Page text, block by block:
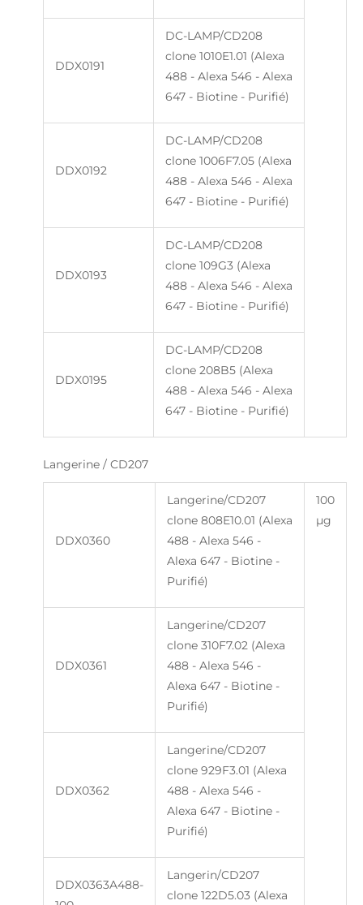
DDX0191
DC-LAMP/CD208
clone 1010E1.01 (Alexa
488 - Alexa 546 - Alexa
647 - Biotine - Purifié)
DDX0192
DC-LAMP/CD208
clone 1006F7.05 (Alexa
488 - Alexa 546 - Alexa
647 - Biotine - Purifié)
DDX0193
DC-LAMP/CD208
clone 109G3 (Alexa
488 - Alexa 546 - Alexa
647 - Biotine - Purifié)
DDX0195
DC-LAMP/CD208
clone 208B5 (Alexa
488 - Alexa 546 - Alexa
647 - Biotine - Purifié)
Langerine / CD207
DDX0360
Langerine/CD207
clone 808E10.01 (Alexa
488 - Alexa 546 -
Alexa 647 - Biotine -
Purifié)
100
µg
DDX0361
Langerine/CD207
clone 310F7.02 (Alexa
488 - Alexa 546 -
Alexa 647 - Biotine -
Purifié)
DDX0362
Langerine/CD207
clone 929F3.01 (Alexa
488 - Alexa 546 -
Alexa 647 - Biotine -
Purifié)
DDX0363A488-
Langerin/CD207
clone 122D5.03 (Alexa